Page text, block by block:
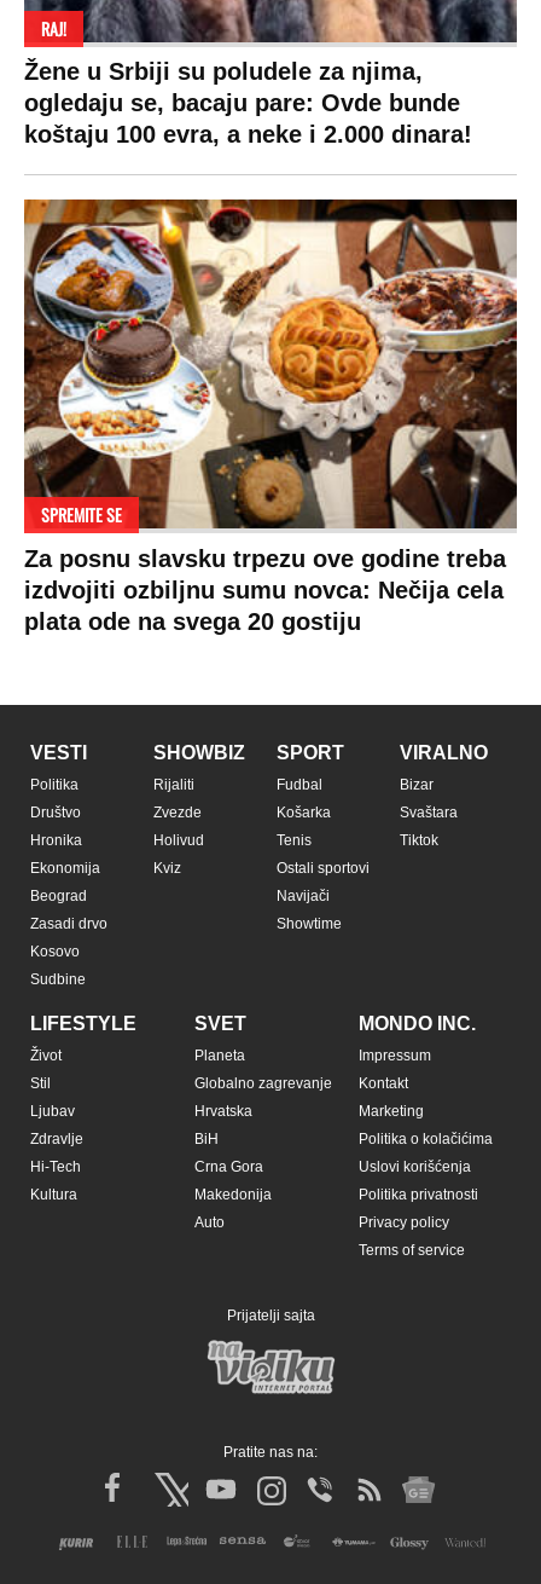
RAJ!
Žene u Srbiji su poludele za njima,
ogledaju se, bacaju pare: Ovde bunde
koštaju 100 evra, a neke i 2.000 dinara!
SPREMITE SE
Za posnu slavsku trpezu ove godine treba
izdvojiti ozbiljnu sumu novca: Nečija cela
plata ode na svega 20 gostiju
VESTI
Politika
Društvo
Hronika
Ekonomija
Beograd
Zasadi drvo
Kosovo
Sudbine
SHOWBIZ
Rijaliti
Zvezde
Holivud
Kviz
SPORT
Fudbal
Košarka
Tenis
Ostali sportovi
Navijači
Showtime
VIRALNO
Bizar
Svaštara
Tiktok
LIFESTYLE
Život
Stil
Ljubav
Zdravlje
Hi-Tech
Kultura
SVET
Planeta
Globalno zagrevanje
Hrvatska
BiH
Crna Gora
Makedonija
Auto
MONDO INC.
Impressum
Kontakt
Marketing
Politika o kolačićima
Uslovi korišćenja
Politika privatnosti
Privacy policy
Terms of service
Prijatelji sajta
Pratite nas na: